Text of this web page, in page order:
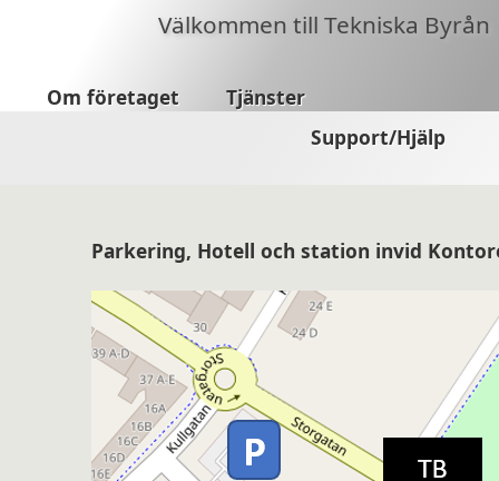
Välkommen till Tekniska Byrån
Om företaget
Tjänster
Support/Hjälp
Parkering, Hotell och station invid